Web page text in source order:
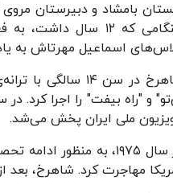
بامشاد و دبیرستان
هنگامی که ۱۲ سال
اسماعیل مهرتاش به
شاهرخ در سن
و "راه بیفت" را اجرا کرد.
ملی ایران پخش می‌شد.
در سال ۱۹۷۵، به
مهاجرت کرد. شاهرخ،